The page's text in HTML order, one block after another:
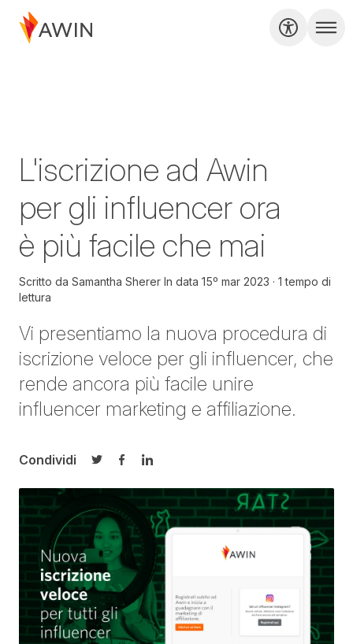
L'iscrizione ad Awin
per gli influencer ora
è più facile che mai
Scritto da Samantha Sherer In data 15º mar 2023
1 tempo di
lettura
Vi presentiamo la nuova procedura di
iscrizione veloce per gli influencer, che
rende ancora più facile unire
influencer marketing e affiliazione.
Condividi
Condividi su Twitter
Condividi su Facebook
Condividi su LinkedIn